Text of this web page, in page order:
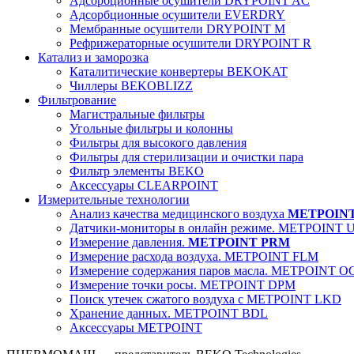
Адсорбционные осушители EVERDRY
Мембранные осушители DRYPOINT M
Рефрижераторные осушители DRYPOINT R
Катализ и заморозка
Каталитические конвертеры BEKOKAT
Чиллеры BEKOBLIZZ
Фильтрование
Магистральные фильтры
Угольные фильтры и колонны
Фильтры для высокого давления
Фильтры для стерилизации и очистки пара
Фильтр элементы BEKO
Аксессуары CLEARPOINT
Измерительные технологии
Анализ качества медицинского воздуха
Датчики-мониторы в онлайн режиме. METPOINT
Измерение давления. METPOINT PRM
Измерение расхода воздуха. METPOINT FLM
Измерение содержания паров масла. METPOINT
Измерение точки росы. METPOINT DPM
Поиск утечек сжатого воздуха с METPOINT LKD
Хранение данных. METPOINT BDL
Аксессуары METPOINT